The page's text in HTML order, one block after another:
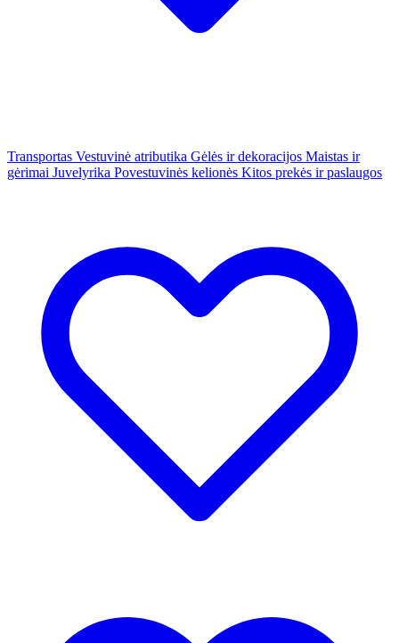
Transportas Vestuvinė atributika Gėlės ir dekoracijos Maistas ir
gėrimai Juvelyrika Povestuvinės kelionės Kitos prekės ir paslaugos